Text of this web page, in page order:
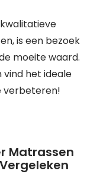
is een bezoek
moeite waard.
vind het ideale
verbeteren!
Matrassen